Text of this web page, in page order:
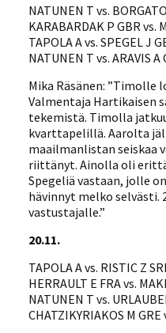
NATUNEN T vs.
KARABARDAK P GBR vs.
TAPOLA A vs. SPEGEL J
NATUNEN T vs. ARAVIS A
Mika Räsänen:
Valmentaja Hartikaisen
tekemistä. Timolla
kvarttapelillä. Aarolta
maailmanlistan seiskaa
riittänyt. Ainolla oli
Spegeliä vastaan, jolle
hävinnyt melko selvästi.
vastustajalle.”
20.11.
TAPOLA A vs. RISTIC Z
HERRAULT E FRA vs.
NATUNEN T vs.
CHATZIKYRIAKOS M